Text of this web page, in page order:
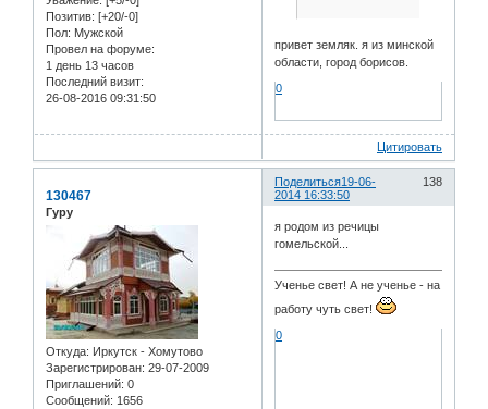
Позитив: [+20/-0]
Пол: Мужской
Провел на форуме:
1 день 13 часов
Последний визит:
26-08-2016 09:31:50
привет земляк. я из минской
области, город борисов.
0
Цитировать
Поделиться 138
19-06-
2014 16:33:50
130467
Гуру
Откуда: Иркутск - Хомутово
Зарегистрирован: 29-07-2009
Приглашений: 0
Сообщений: 1656
я родом из речицы
гомельской...
Ученье свет! А не ученье - на
работу чуть свет!
0